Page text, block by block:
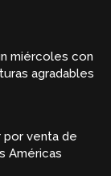
miércoles con
agradables
por venta de
Américas